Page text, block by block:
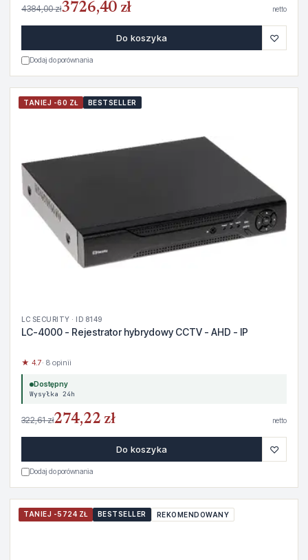
4384,00 zł3726,40 zł netto
Do koszyka ♡
Dodaj do porównania
TANIEJ -60 ZŁ BESTSELLER
LC SECURITY · ID 8149
LC-4000 - Rejestrator hybrydowy CCTV - AHD - IP
★ 4.7· 8 opinii
Dostępny
Wysyłka 24h
322,61 zł274,22 zł netto
Do koszyka ♡
Dodaj do porównania
TANIEJ -5724 ZŁ BESTSELLER REKOMENDOWANY